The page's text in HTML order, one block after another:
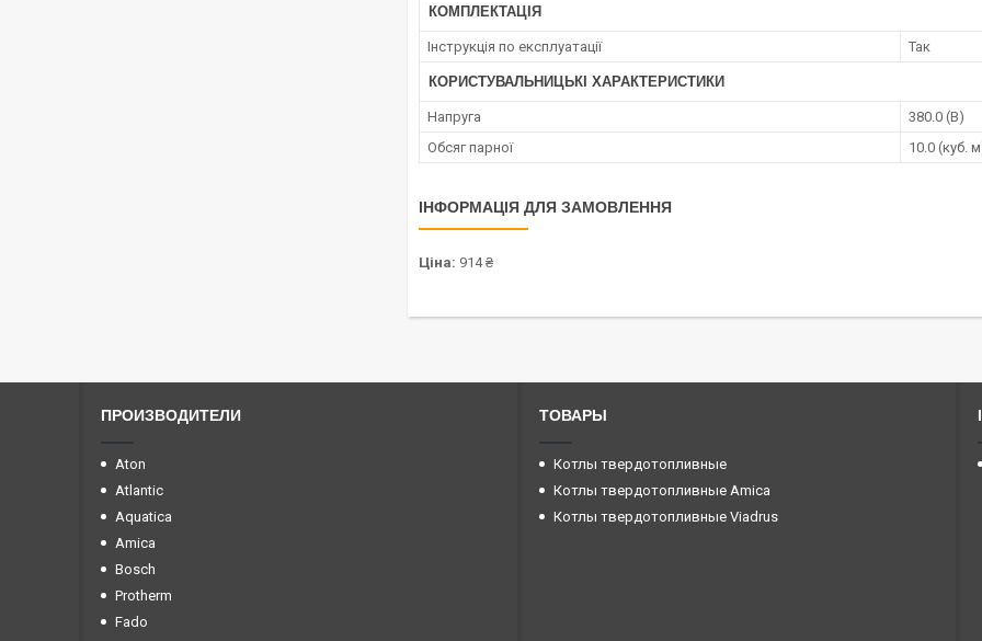
КОМПЛЕКТАЦІЯ
Інструкція по експлуатації Так
КОРИСТУВАЛЬНИЦЬКІ ХАРАКТЕРИСТИКИ
Напруга
380.0 (В)
Обсяг парної
10.0 (куб.
ІНФОРМАЦІЯ ДЛЯ ЗАМОВЛЕННЯ
Ціна: 914 ₴
ПРОИЗВОДИТЕЛИ
Aton
Atlantic
Aquatica
Amica
Bosch
Protherm
Fado
ТОВАРЫ
Котлы твердотопливные
Котлы твердотопливные Amica
Котлы твердотопливные Viadrus